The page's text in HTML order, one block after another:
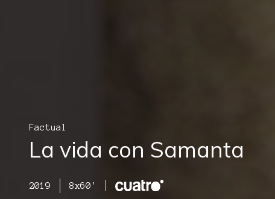
Factual
La vida con Samanta
2019 8x60'